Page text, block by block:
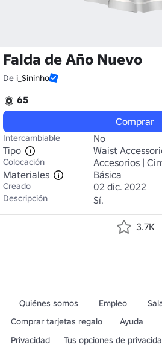
Falda de Año Nuevo
De i_Sininho
65
Comprar
Intercambiable
No
Tipo
Waist
Colocación
Accesorios |
Materiales
Básica
Creado 02 dic. 2022
Descripción Sí.
3.7K
Quiénes somos Empleo
Comprar tarjetas regalo
Ayuda
Privacidad
Tus opciones de